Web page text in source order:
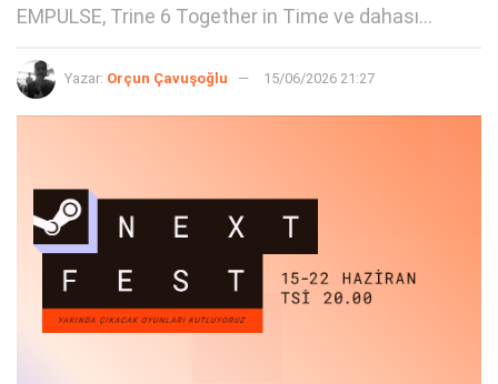
EMPULSE, Trine 6 Together in Time ve dahası...
Yazar: Orçun Çavuşoğlu 15/06/2026 21:27